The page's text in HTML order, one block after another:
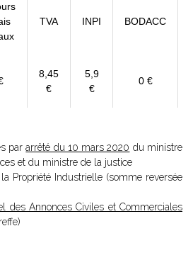
TVA INPI BODACC
8,45
€
5,9
€
0 €
pararrêté du 10 mars 2020 du ministre
et du ministre de la justice
Propriété Industrielle (somme reversée
des Annonces Civiles et Commerciales